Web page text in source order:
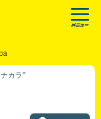
カラ”